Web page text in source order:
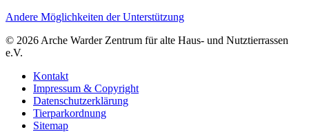
Andere Möglichkeiten der Unterstützung
© 2026 Arche Warder Zentrum für alte Haus- und Nutztierrassen
e.V.
Kontakt
Impressum & Copyright
Datenschutzerklärung
Tierparkordnung
Sitemap